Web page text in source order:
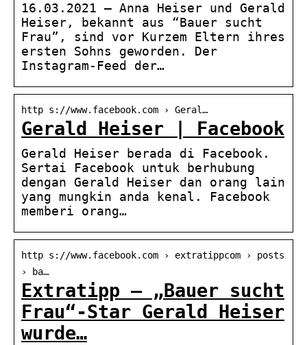
16.03.2021 — Anna Heiser und Gerald
Heiser, bekannt aus “Bauer sucht
Frau”, sind vor Kurzem Eltern ihres
ersten Sohns geworden. Der
Instagram-Feed der…
http s://www.facebook.com › Geral…
Gerald Heiser | Facebook
Gerald Heiser berada di Facebook.
Sertai Facebook untuk berhubung
dengan Gerald Heiser dan orang lain
yang mungkin anda kenal. Facebook
memberi orang…
http s://www.facebook.com › extratippcom › posts
› ba…
Extratipp – „Bauer sucht
Frau“-Star Gerald Heiser
wurde…